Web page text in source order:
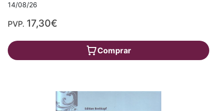
14/08/26
PVP. 17,30€
Comprar